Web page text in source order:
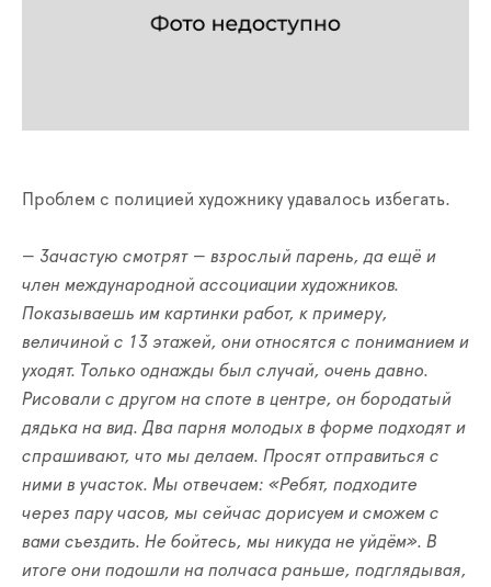
Проблем с полицией художнику удавалось избегать.
— Зачастую смотрят — взрослый парень, да ещё и
член международной ассоциации художников.
Показываешь им картинки работ, к примеру,
величиной с 13 этажей, они относятся с пониманием и
уходят. Только однажды был случай, очень давно.
Рисовали с другом на споте в центре, он бородатый
дядька на вид. Два парня молодых в форме подходят и
спрашивают, что мы делаем. Просят отправиться с
ними в участок. Мы отвечаем: «Ребят, подходите
через пару часов, мы сейчас дорисуем и сможем с
вами съездить. Не бойтесь, мы никуда не уйдём». В
итоге они подошли на полчаса раньше, подглядывая,